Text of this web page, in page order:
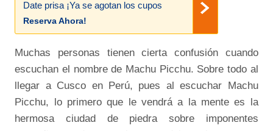
Date prisa ¡Ya se agotan los cupos
Reserva Ahora!
Muchas personas tienen cierta confusión cuando
escuchan el nombre de Machu Picchu. Sobre todo al
llegar a Cusco en Perú, pues al escuchar Machu
Picchu, lo primero que le vendrá a la mente es la
hermosa ciudad de piedra sobre imponentes